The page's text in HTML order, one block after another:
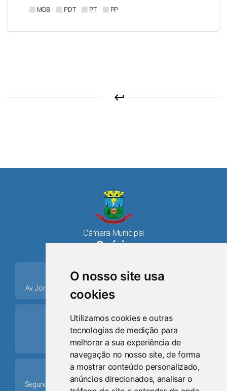
O nosso site usa
cookies
Utilizamos cookies e outras
tecnologias de medição para
melhorar a sua experiência de
navegação no nosso site, de forma
a mostrar conteúdo personalizado,
anúncios direcionados, analisar o
MDB PDT PT PP
keyboard_return
Câmara Municipal
Osório
place
Av. Jorge Dariva, 1211, Centro CEP: 95520.000 - Osório/RS
ring_volume
Telefone
(51) 9 8024-0884
Schedule
Segunda-feira a Sexta-feira: 08h às 12h e das 13h30min às